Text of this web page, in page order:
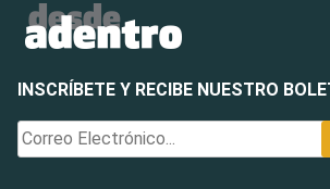
INSCRÍBETE Y RECIBE NUESTRO